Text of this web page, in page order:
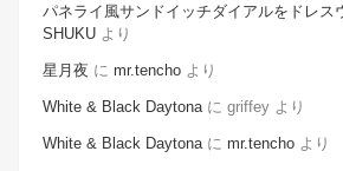
パネライ風サンドイッチダイアルをドレス
SHUKU より
星月夜 に mr.tencho より
White & Black Daytona に griffey より
White & Black Daytona に mr.tencho より